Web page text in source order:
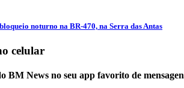
noturno na BR-470, na Serra das Antas
celular
BM News no seu app favorito de